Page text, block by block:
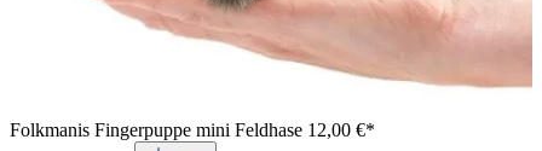
Folkmanis Fingerpuppe mini Feldhase 12,00 €*